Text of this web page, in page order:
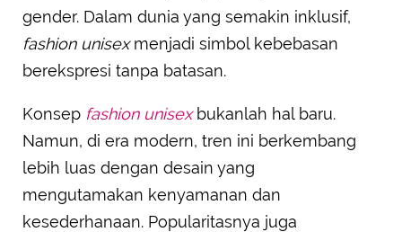
gender. Dalam dunia yang semakin inklusif,
fashion unisexmenjadi simbol kebebasan
berekspresi tanpa batasan.
Konsep fashion unisexbukanlah hal baru.
Namun, di era modern, tren ini berkembang
lebih luas dengan desain yang
mengutamakan kenyamanan dan
kesederhanaan. Popularitasnya juga